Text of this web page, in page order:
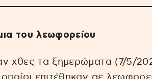
του λεωφορείου
χθες τα ξημερώματα (7/5/